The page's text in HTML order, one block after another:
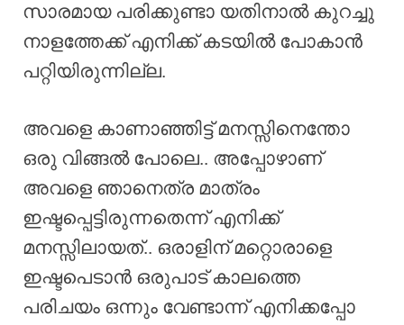
സാരമായ പരിക്കുണ്ടാ യതിനാൽ കുറച്ചു
നാളത്തേക്ക് എനിക്ക് കടയിൽ പോകാൻ
പറ്റിയിരുന്നില്ല.
അവളെ കാണാഞ്ഞിട്ട് മനസ്സിനെന്തോ
ഒരു വിങ്ങൽ പോലെ.. അപ്പോഴാണ്
അവളെ ഞാനെത്ര മാത്രം
ഇഷ്ടപ്പെട്ടിരുന്നതെന്ന് എനിക്ക്
മനസ്സിലായത്.. ഒരാളിന് മറ്റൊരാളെ
ഇഷ്ടപെടാൻ ഒരുപാട് കാലത്തെ
പരിചയം ഒന്നും വേണ്ടാന്ന് എനിക്കപ്പോ